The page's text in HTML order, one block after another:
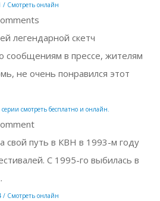
/ Смотреть онлайн
легендарной скетч
сообщениям в прессе, жителям
не очень понравился этот
смотреть бесплатно и онлайн.
свой путь в КВН в 1993-м году
С 1995-го выбилась в
/ Смотреть онлайн